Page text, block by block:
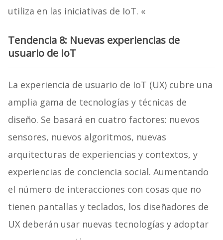
utiliza en las iniciativas de IoT. «
Tendencia 8: Nuevas experiencias de
usuario de IoT
La experiencia de usuario de IoT (UX) cubre una
amplia gama de tecnologías y técnicas de
diseño. Se basará en cuatro factores: nuevos
sensores, nuevos algoritmos, nuevas
arquitecturas de experiencias y contextos, y
experiencias de conciencia social. Aumentando
el número de interacciones con cosas que no
tienen pantallas y teclados, los diseñadores de
UX deberán usar nuevas tecnologías y adoptar